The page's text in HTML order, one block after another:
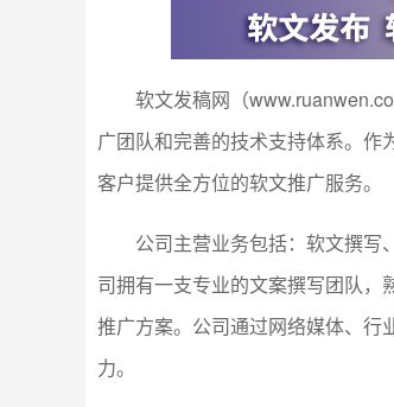
软文发稿网（
广团队和完善的技术支持体系。作
客户提供全方位的软文推广服务。
公司主营业务包括：软文撰写
司拥有一支专业的文案撰写团队
推广方案。公司通过网络媒体、行
力。